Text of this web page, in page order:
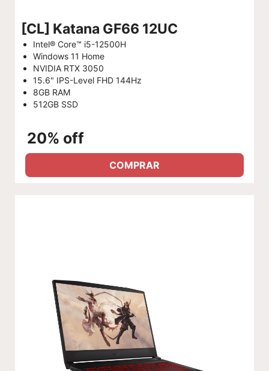
[CL] Katana GF66 12UC
Intel® Core™ i5-12500H
Windows 11 Home
NVIDIA RTX 3050
15.6" IPS-Level FHD 144Hz
8GB RAM
512GB SSD
20% off
COMPRAR